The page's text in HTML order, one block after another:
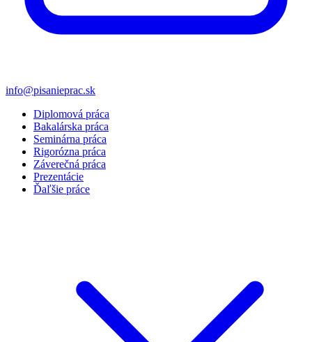
info@pisanieprac.sk
Diplomová práca
Bakalárska práca
Seminárna práca
Rigorózna práca
Záverečná práca
Prezentácie
Ďaľšie práce